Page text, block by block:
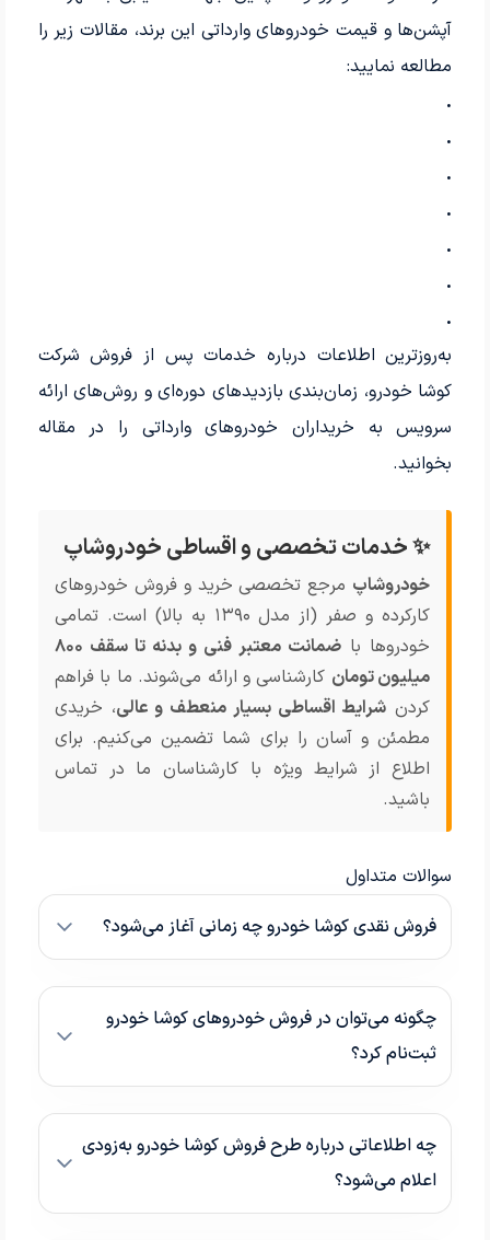
آپشن‌ها و قیمت خودروهای وارداتی این برند، مقالات زیر را
مطالعه نمایید:
.
.
.
.
.
.
.
به‌روزترین اطلاعات درباره خدمات پس از فروش شرکت
کوشا خودرو، زمان‌بندی بازدیدهای دوره‌ای و روش‌های ارائه
سرویس به خریداران خودروهای وارداتی را در مقاله
بخوانید.
✨ خدمات تخصصی و اقساطی خودروشاپ
خودروشاپ مرجع تخصصی خرید و فروش خودروهای
کارکرده و صفر (از مدل ۱۳۹۰ به بالا) است. تمامی
خودروها با
ضمانت معتبر فنی و بدنه تا سقف ۸۰۰
میلیون تومان کارشناسی و ارائه می‌شوند. ما با فراهم
کردن شرایط اقساطی بسیار منعطف و عالی، خریدی
مطمئن و آسان را برای شما تضمین می‌کنیم. برای
اطلاع از شرایط ویژه با کارشناسان ما در تماس
باشید.
سوالات متداول
فروش نقدی کوشا خودرو چه زمانی آغاز می‌شود؟
چگونه می‌توان در فروش خودروهای کوشا خودرو
ثبت‌نام کرد؟
چه اطلاعاتی درباره طرح فروش کوشا خودرو به‌زودی
اعلام می‌شود؟